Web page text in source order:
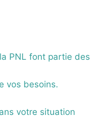
PNL font partie des
vos besoins.
votre situation